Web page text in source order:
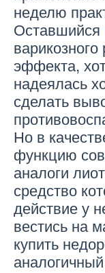
неделю
Оставшийся
эффекта,
надеялась
сделать
Но в
функцию
аналоги
средство
действие у
вестись на
купить